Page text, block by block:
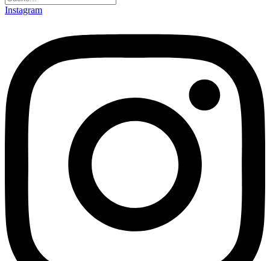
Instagram